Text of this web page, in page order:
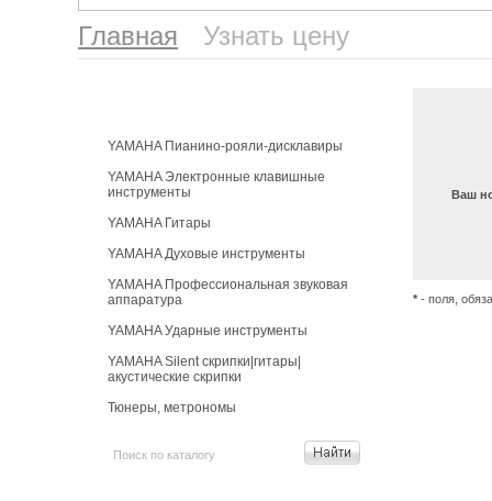
Главная Узнать цену
YAMAHA Пианино-рояли-дисклавиры
YAMAHA Электронные клавишные
инструменты
YAMAHA Гитары
YAMAHA Духовые инструменты
YAMAHA Профессиональная звуковая
аппаратура
YAMAHA Ударные инструменты
YAMAHA Silent скрипки|гитары|
акустические скрипки
Тюнеры, метрономы
Ваш
* - поля,